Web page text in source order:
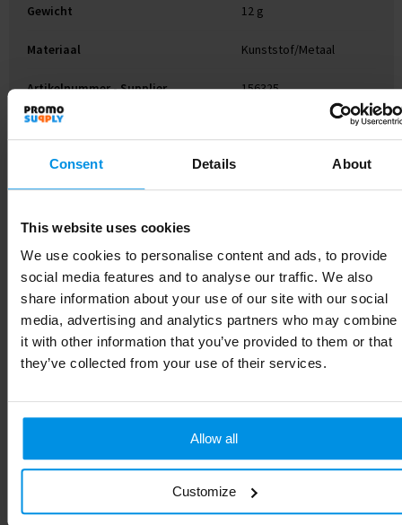
Consent Details About
This website uses cookies
We use cookies to personalise content and ads, to provide
social media features and to analyse our traffic. We also
share information about your use of our site with our social
media, advertising and analytics partners who may combine
it with other information that you’ve provided to them or that
they’ve collected from your use of their services.
Allow all
Customize
Gewicht 12 g
Materiaal Kunststof/Metaal
Artikelnummer - Supplier 156325
Kleur
Gerelateerde producten
SMALL PIN - Klein
PIN - Metalen button